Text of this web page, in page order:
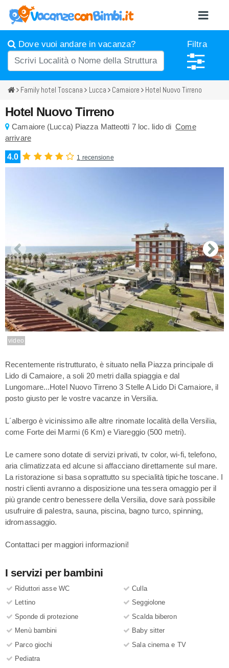
Dove vuoi andare in vacanza? Filtra
Family hotel Toscana Lucca Camaiore Hotel Nuovo Tirreno
Hotel Nuovo Tirreno
Camaiore (Lucca) Piazza Matteotti 7 loc. lido diCome
arrivare
4.0 1 recensione
video
Recentemente ristrutturato, è situato nella Piazza principale di
Lido di Camaiore, a soli 20 metri dalla spiaggia e dal
Lungomare...Hotel Nuovo Tirreno 3 Stelle A Lido Di Camaiore, il
posto giusto per le vostre vacanze in Versilia.
L´albergo è vicinissimo alle altre rinomate località della Versilia,
come Forte dei Marmi (6 Km) e Viareggio (500 metri).
Le camere sono dotate di servizi privati, tv color, wi-fi, telefono,
aria climatizzata ed alcune si affacciano direttamente sul mare.
La ristorazione si basa soprattutto su specialità tipiche toscane. I
nostri clienti avranno a disposizione una tessera omaggio per il
più grande centro benessere della Versilia, dove sarà possibile
usufruire di palestra, sauna, piscina, bagno turco, spinning,
idromassaggio.
Contattaci per maggiori informazioni!
I servizi per bambini
Riduttori asse WC
Culla
Lettino
Seggiolone
Sponde di protezione
Scalda biberon
Menù bambini
Baby sitter
Parco giochi
Sala cinema e TV
Pediatra